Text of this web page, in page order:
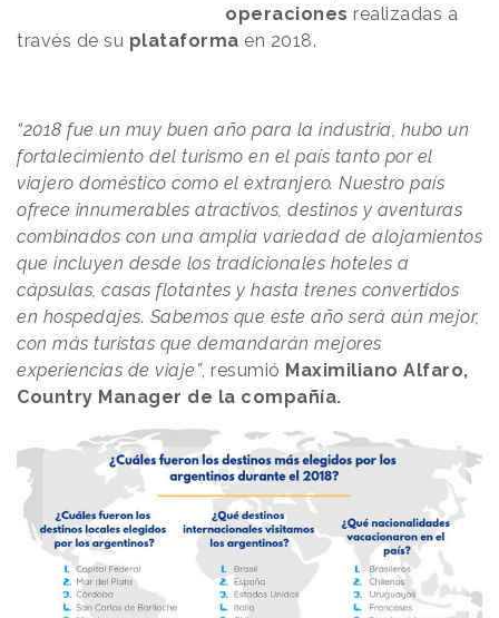
operaciones realizadas a
través de su plataforma en 2018.
“2018 fue un muy buen año para la industria, hubo un
fortalecimiento del turismo en el país tanto por el
viajero doméstico como el extranjero. Nuestro país
ofrece innumerables atractivos, destinos y aventuras
combinados con una amplia variedad de alojamientos
que incluyen desde los tradicionales hoteles a
cápsulas, casas flotantes y hasta trenes convertidos
en hospedajes. Sabemos que este año será aún mejor,
con más turistas que demandarán mejores
experiencias de viaje”, resumió Maximiliano Alfaro,
Country Manager de la compañía.